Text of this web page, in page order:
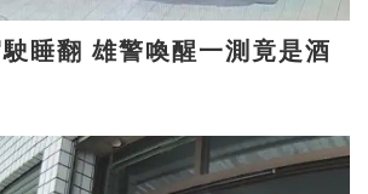
醒一測竟是酒